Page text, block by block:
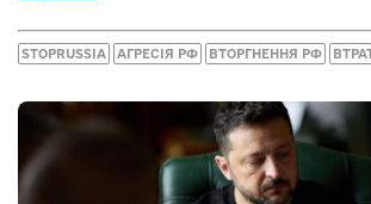
STOPRUSSIA АГРЕСІЯ РФ ВТОРГНЕННЯ РФ